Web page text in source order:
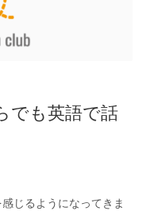
でも英語で話
じるようになってきま